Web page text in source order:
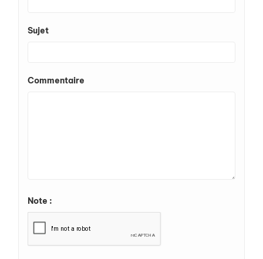
Sujet
Commentaire
Note :